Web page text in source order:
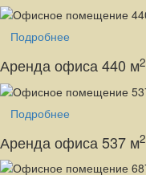
Подробнее
Аренда офиса 440 м2
Подробнее
Аренда офиса 537 м2